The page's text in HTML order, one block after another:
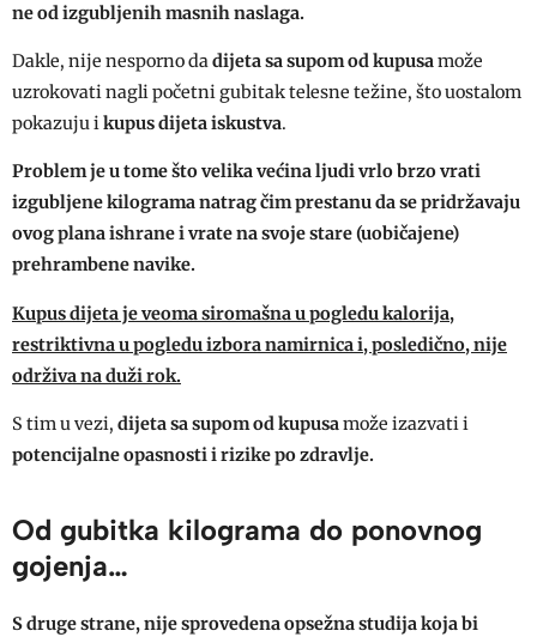
ne od izgubljenih masnih naslaga.
Dakle, nije nesporno dadijeta sa supom od kupusamože
uzrokovati nagli početni gubitak telesne težine, što uostalom
pokazuju ikupus dijeta iskustva.
Problem je u tome što velika većina ljudi vrlo brzo vrati
izgubljene kilograma natrag čim prestanu da se pridržavaju
ovog plana ishrane i vrate na svoje stare (uobičajene)
prehrambene navike.
Kupus dijeta je veoma siromašna u pogledu kalorija,
restriktivna u pogledu izbora namirnica i, posledično, nije
održiva na duži rok.
S tim u vezi, dijeta sa supom od kupusamože izazvati i
potencijalne opasnosti i rizike po zdravlje.
Od gubitka kilograma do ponovnog
gojenja…
S druge strane,nije sprovedena opsežna studija koja bi